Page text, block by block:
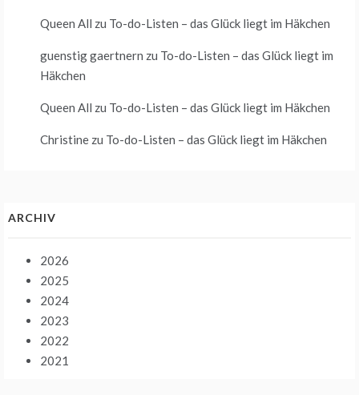
Queen All zu To-do-Listen – das Glück liegt im Häkchen
guenstig gaertnern zu To-do-Listen – das Glück liegt im
Häkchen
Queen All zu To-do-Listen – das Glück liegt im Häkchen
Christine zu To-do-Listen – das Glück liegt im Häkchen
ARCHIV
2026
2025
2024
2023
2022
2021